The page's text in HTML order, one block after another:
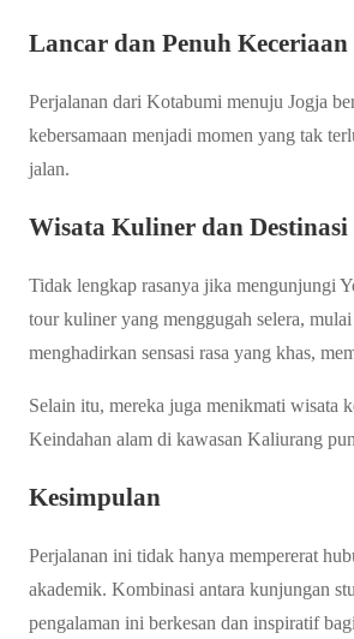
Lancar dan Penuh Keceriaan
Perjalanan dari Kotabumi menuju Jogja
kebersamaan menjadi momen yang tak
jalan.
Wisata Kuliner dan
Tidak lengkap rasanya jika mengunjungi
tour kuliner yang menggugah selera,
menghadirkan sensasi rasa yang khas,
Selain itu, mereka juga menikmati wisata
Keindahan alam di kawasan Kaliurang
Kesimpulan
Perjalanan ini tidak hanya mempererat
akademik. Kombinasi antara kunjungan
pengalaman ini berkesan dan inspiratif